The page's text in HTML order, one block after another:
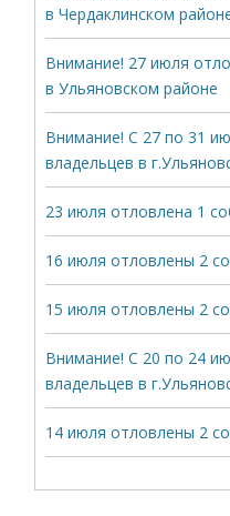
в Чердаклинском
Внимание! 27 июля
в Ульяновском районе
Внимание! С 27 по 31
владельцев в
23 июля отловлена 1
16 июля отловлены 2
15 июля отловлены 2
Внимание! С 20 по 24
владельцев в
14 июля отловлены 2